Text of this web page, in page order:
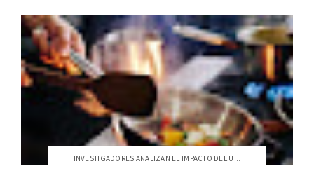
INVESTIGADORES ANALIZAN EL IMPACTO DEL U...